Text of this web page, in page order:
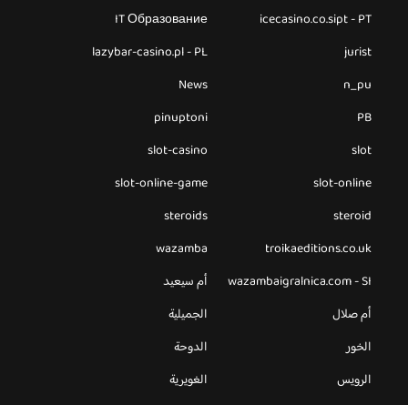
icecasino.co.sipt - PT
IT Образование
jurist
lazybar-casino.pl - PL
n_pu
News
PB
pinuptoni
slot
slot-casino
slot-online
slot-online-game
steroid
steroids
troikaeditions.co.uk
wazamba
wazambaigralnica.com - SI
أم سيعيد
أم صلال
الجميلية
الخور
الدوحة
الرويس
الغويرية